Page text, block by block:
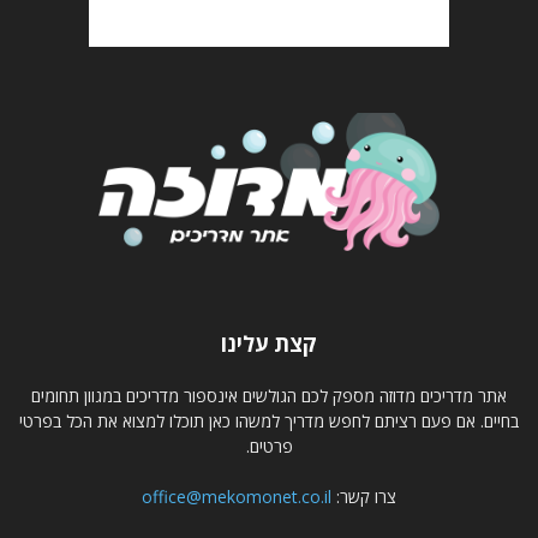
קצת עלינו
אתר מדריכים מדוזה מספק לכם הגולשים אינספור מדריכים במגוון תחומים
בחיים. אם פעם רציתם לחפש מדריך למשהו כאן תוכלו למצוא את הכל בפרטי
פרטים.
צרו קשר: office@mekomonet.co.il